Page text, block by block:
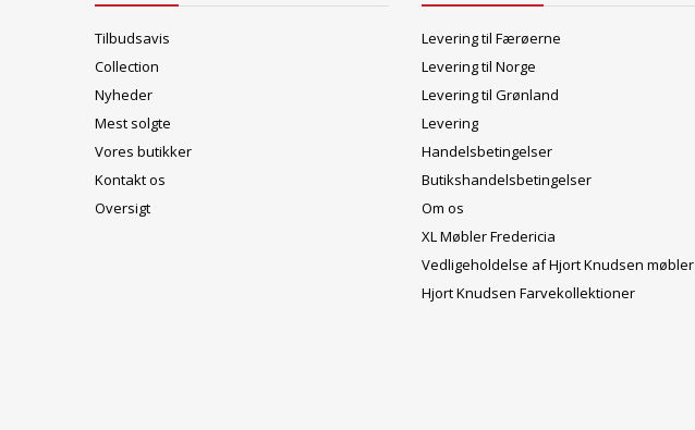
Tilbudsavis
Collection
Nyheder
Mest solgte
Vores butikker
Kontakt os
Oversigt
Levering til Færøerne
Levering til Norge
Levering til Grønland
Levering
Handelsbetingelser
Butikshandelsbetingelser
Om os
XL Møbler Fredericia
Vedligeholdelse af Hjort Knudsen møbler
Hjort Knudsen Farvekollektioner